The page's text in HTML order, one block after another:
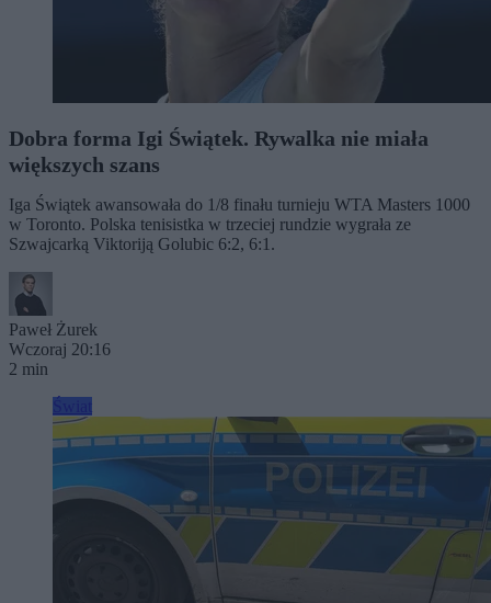
Dobra forma Igi Świątek. Rywalka nie miała
większych szans
Iga Świątek awansowała do 1/8 finału turnieju WTA Masters 1000
w Toronto. Polska tenisistka w trzeciej rundzie wygrała ze
Szwajcarką Viktoriją Golubic 6:2, 6:1.
Paweł Żurek
Wczoraj 20:16
2 min